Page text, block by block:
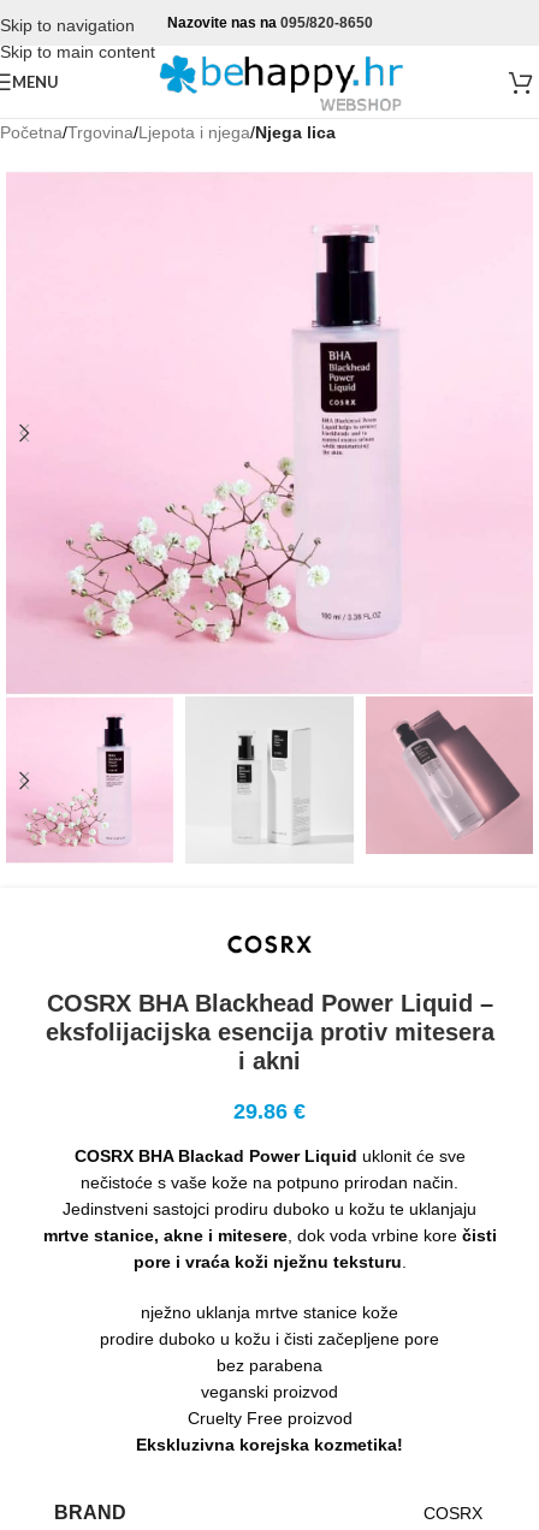
Skip to navigation
Skip to main content
Nazovite nas na 095/820-8650
MENU
Početna Trgovina Ljepota i njega Njega lica
COSRX BHA Blackhead Power Liquid –
eksfolijacijska esencija protiv mitesera
i akni
29.86 €
COSRX BHA Blackad Power Liquid uklonit će sve
nečistoće s vaše kože na potpuno prirodan način.
Jedinstveni sastojci prodiru duboko u kožu te uklanjaju
mrtve stanice, akne i mitesere, dok voda vrbine kore čisti
pore i vraća koži nježnu teksturu
nježno uklanja mrtve stanice kože
prodire duboko u kožu i čisti začepljene pore
bez parabena
veganski proizvod
Cruelty Free proizvod
Ekskluzivna korejska kozmetika!
BRAND COSRX